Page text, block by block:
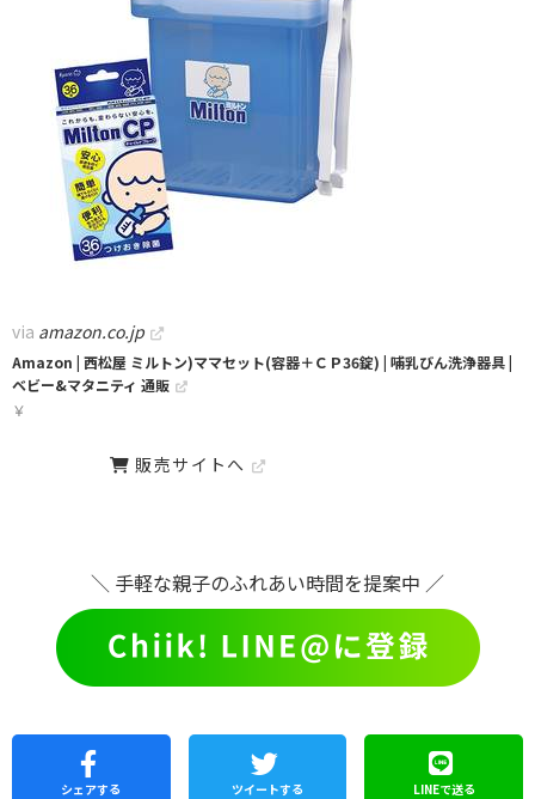
via amazon.co.jp
Amazon | 西松屋 ミルトン)ママセット(容器＋ＣＰ36錠) | 哺乳びん洗浄器具 |
ベビー&マタニティ 通販
￥
販売サイトへ
＼ 手軽な親子のふれあい時間を提案中 ／
シェアする ツイートする LINEで送る